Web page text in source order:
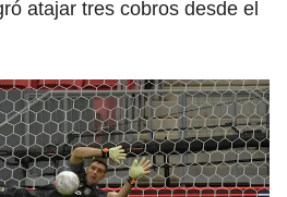
atajar tres cobros desde el